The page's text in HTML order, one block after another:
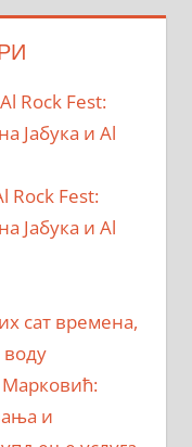
Rock Fest:
Јабука и Al
Rock Fest:
Јабука и Al
сат времена,
и